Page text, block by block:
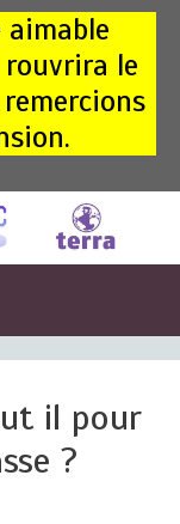
le
il pour
?